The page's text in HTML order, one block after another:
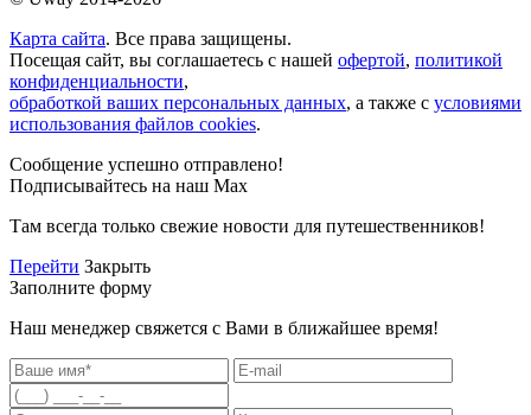
Карта сайта. Все права защищены.
Посещая сайт, вы соглашаетесь с нашей офертой, политикой
конфиденциальности,
обработкой ваших персональных данных, а также с условиями
использования файлов cookies.
Сообщение успешно отправлено!
Подписывайтесь на наш Max
Там всегда только свежие новости для путешественников!
Перейти Закрыть
Заполните форму
Наш менеджер свяжется с Вами в ближайшее время!